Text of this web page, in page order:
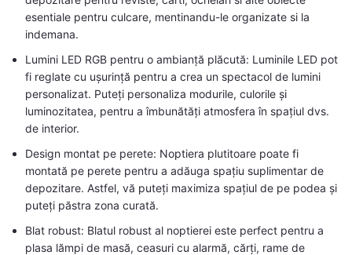
esentiale pentru culcare, mentinandu-le organizate si la
indemana.
Lumini LED RGB pentru o ambianță plăcută: Luminile LED pot
fi reglate cu ușurință pentru a crea un spectacol de lumini
personalizat. Puteți personaliza modurile, culorile și
luminozitatea, pentru a îmbunătăți atmosfera în spațiul dvs.
de interior.
Design montat pe perete: Noptiera plutitoare poate fi
montată pe perete pentru a adăuga spațiu suplimentar de
depozitare. Astfel, vă puteți maximiza spațiul de pe podea și
puteți păstra zona curată.
Blat robust: Blatul robust al noptierei este perfect pentru a
plasa lămpi de masă, ceasuri cu alarmă, cărți, rame de